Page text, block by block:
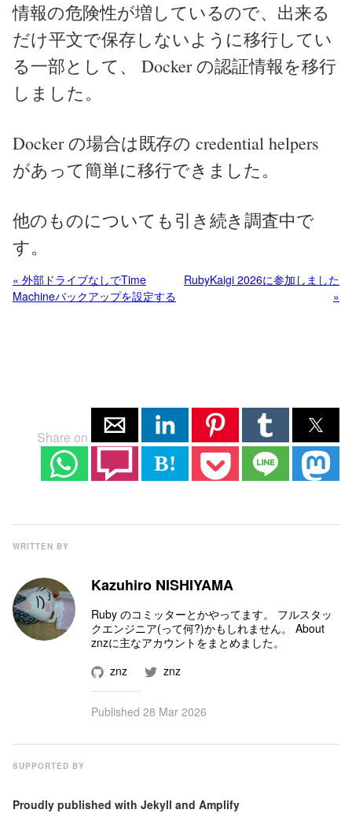
情報の危険性が増しているので、出来る
だけ平文で保存しないように移行してい
る一部として、 Docker の認証情報を移行
しました。
Docker の場合は既存の credential helpers
があって簡単に移行できました。
他のものについても引き続き調査中で
す。
« 外部ドライブなしでTime
Machineバックアップを設定する
RubyKaigi 2026に参加しました
»
Share on
B!
WRITTEN BY
Kazuhiro NISHIYAMA
Ruby のコミッターとかやってます。 フルスタッ
クエンジニア(って何?)かもしれません。 About
znzに主なアカウントをまとめました。
znz
znz
Published 28 Mar 2026
SUPPORTED BY
Proudly published with Jekyll and Amplify